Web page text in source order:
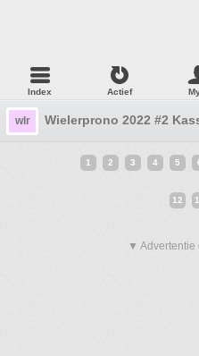
Index Actief
wlr Wielerprono 2022 #2
1 2 3 4 5
12
▼ Advertentie